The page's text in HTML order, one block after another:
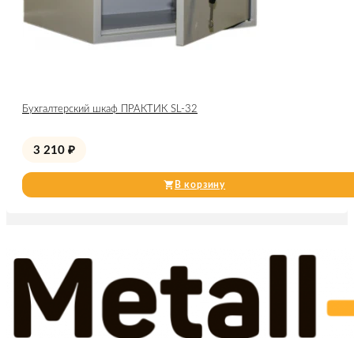
Бухгалтерский шкаф ПРАКТИК SL-32
3 210 ₽
В корзину